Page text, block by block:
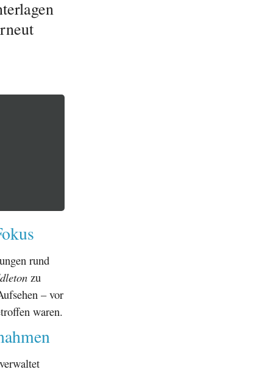
rund
zu
– vor
waren.